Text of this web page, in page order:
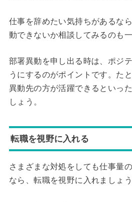
仕事を辞めたい気持ちがあるな
動できないか相談してみるのも
部署異動を申し出る時は、ポジ
うにするのがポイントです。た
異動先の方が活躍できるといっ
しょう。
転職を視野に入れる
さまざまな対処をしても仕事量
なら、転職を視野に入れましょう